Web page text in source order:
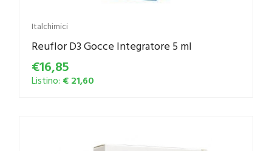
Italchimici
Reuflor D3 Gocce Integratore 5 ml
€16,85
Listino: € 21,60